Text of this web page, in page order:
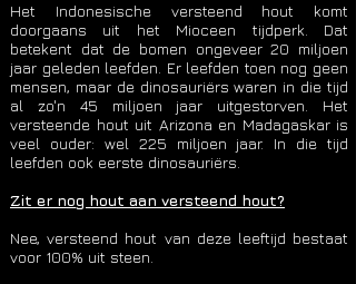
Het Indonesische versteend hout komt
doorgaans uit het Mioceen tijdperk. Dat
betekent dat de bomen ongeveer 20 miljoen
jaar geleden leefden. Er leefden toen nog geen
mensen, maar de dinosauriërs waren in die tijd
al zo'n 45 miljoen jaar uitgestorven. Het
versteende hout uit Arizona en Madagaskar is
veel ouder: wel 225 miljoen jaar. In die tijd
leefden ook eerste dinosauriërs.
Zit er nog hout aan versteend hout?
Nee, versteend hout van deze leeftijd bestaat
voor 100% uit steen.